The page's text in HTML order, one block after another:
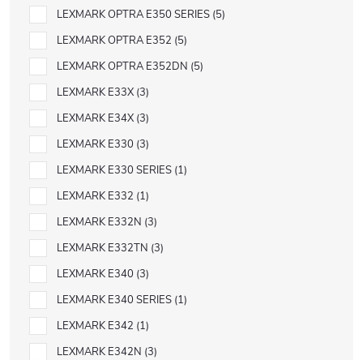
LEXMARK OPTRA E350 SERIES 5
LEXMARK OPTRA E352 5
LEXMARK OPTRA E352DN 5
LEXMARK E33X 3
LEXMARK E34X 3
LEXMARK E330 3
LEXMARK E330 SERIES 1
LEXMARK E332 1
LEXMARK E332N 3
LEXMARK E332TN 3
LEXMARK E340 3
LEXMARK E340 SERIES 1
LEXMARK E342 1
LEXMARK E342N 3